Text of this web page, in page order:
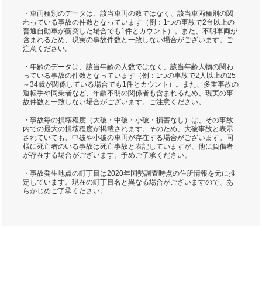
・車両種別のデータは、該当車両の数ではなく、該当車両種別の関
わっている事故の件数となっています（例：1つの事故で2台以上の
普通自動車が衝突した場合でも1件とカウント）。また、不明車両が
含まれるため、現実の事故件数と一致しない場合がございます。ご
注意ください。
・年齢のデータは、該当年齢の人数ではなく、該当年齢人物の関わ
っている事故の件数となっています（例：1つの事故で2人以上の25
～34歳が関係している場合でも1件とカウント）。また、多重事故の
運転手や同乗者など、年齢不明の関係者も含まれるため、現実の事
故件数と一致しない場合がございます。ご注意ください。
・事故毎の損壊程度（大破・中破・小破・損害なし）は、その事故
内での最大の損壊程度が掲載されます。そのため、大破事故と表示
されていても、中破や小破の車両が存在する場合がございます。同
様に死亡者のいる事故は死亡事故と表記していますが、他に負傷者
が存在する場合がございます。予めご了承ください。
・事故発生地点の町丁目は2020年国勢調査時点の住所情報を元に推
定しています。現在の町丁目名と異なる場合がございますので、あ
らかじめご了承ください。